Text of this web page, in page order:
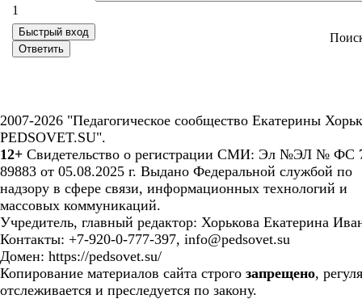
1
2007-2026 "Педагогическое сообщество Екатерины
PEDSOVET.SU".
12+ Свидетельство о регистрации СМИ: Эл №ЭЛ № ФС
89883 от 05.08.2025 г. Выдано Федеральной службой по
надзору в сфере связи, информационных технологий и
массовых коммуникаций.
Учредитель, главный редактор: Хорькова Екатерина
Контакты: +7-920-0-777-397, info@pedsovet.su
Домен: https://pedsovet.su/
Копирование материалов сайта строго запрещено,
отслеживается и преследуется по закону.